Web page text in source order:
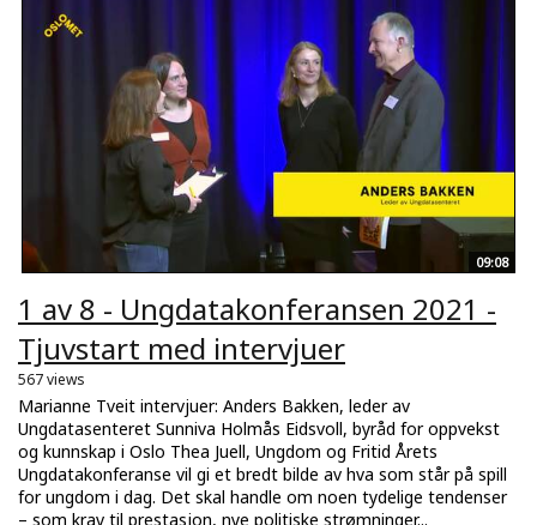
09:08
1 av 8 - Ungdatakonferansen 2021 -
Tjuvstart med intervjuer
567 views
Marianne Tveit intervjuer: Anders Bakken, leder av
Ungdatasenteret Sunniva Holmås Eidsvoll, byråd for oppvekst
og kunnskap i Oslo Thea Juell, Ungdom og Fritid Årets
Ungdatakonferanse vil gi et bredt bilde av hva som står på spill
for ungdom i dag. Det skal handle om noen tydelige tendenser
– som krav til prestasjon, nye politiske strømninger...